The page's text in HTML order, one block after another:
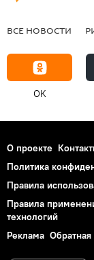
ВСЕ НОВОСТИ
OK
О проекте
Политика
Правила
Правила
технологий
Реклама Обратная